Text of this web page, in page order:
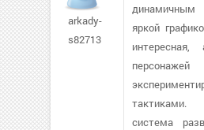
arkady-
s82713
яркой
интересная,
система